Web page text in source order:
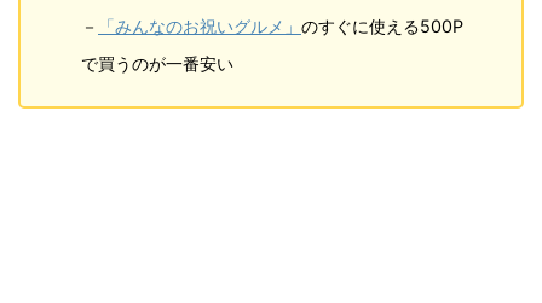
－
「みんなのお祝いグルメ」 のすぐに使える500P
で買うのが一番安い